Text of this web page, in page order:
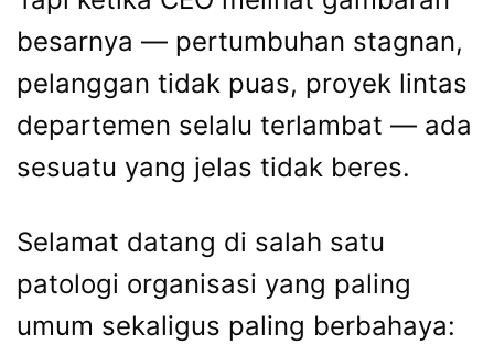
besarnya — pertumbuhan stagnan,
pelanggan tidak puas, proyek lintas
departemen selalu terlambat — ada
sesuatu yang jelas tidak beres.
Selamat datang di salah satu
patologi organisasi yang paling
umum sekaligus paling berbahaya: